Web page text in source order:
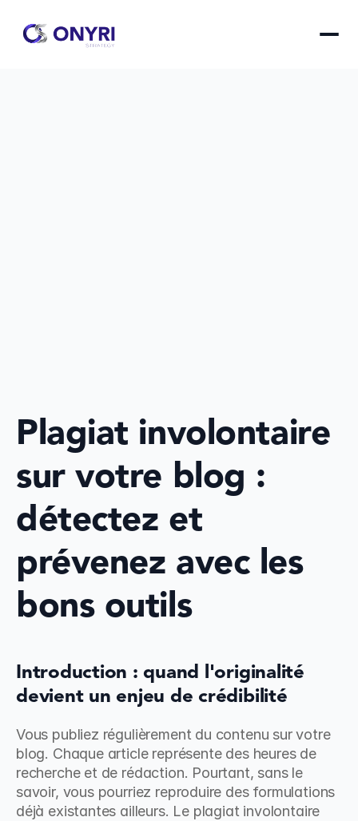
Plagiat involontaire
sur votre blog :
détectez et
prévenez avec les
bons outils
Introduction : quand l'originalité
devient un enjeu de crédibilité
Vous publiez régulièrement du contenu sur votre
blog. Chaque article représente des heures de
recherche et de rédaction. Pourtant, sans le
savoir, vous pourriez reproduire des formulations
déjà existantes ailleurs. Le plagiat involontaire